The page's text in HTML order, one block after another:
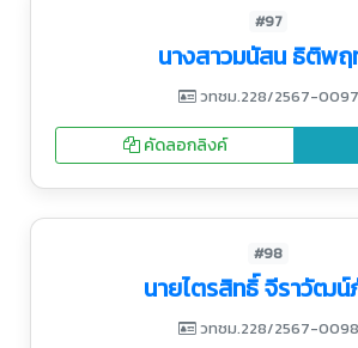
#97
นางสาวมนัสน ธิติพ
วทชม.228/2567-0097
คัดลอกลิงค์
#98
นายไตรสิทธิ์ จีราวัฒ
วทชม.228/2567-0098